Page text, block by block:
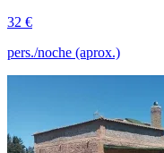
32 €
pers./noche (aprox.)